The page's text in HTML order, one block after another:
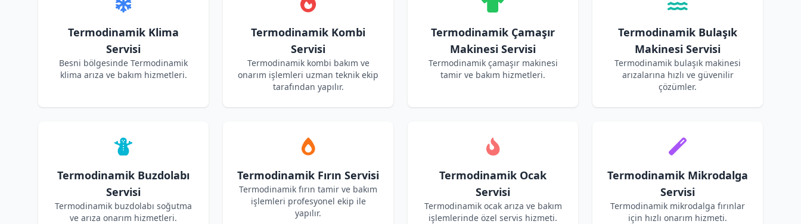
Termodinamik Klima
Servisi
Besni bölgesinde Termodinamik
klima arıza ve bakım hizmetleri.
Termodinamik Kombi
Servisi
Termodinamik kombi bakım ve
onarım işlemleri uzman teknik ekip
tarafından yapılır.
Termodinamik Çamaşır
Makinesi Servisi
Termodinamik çamaşır makinesi
tamir ve bakım hizmetleri.
Termodinamik Bulaşık
Makinesi Servisi
Termodinamik bulaşık makinesi
arızalarına hızlı ve güvenilir
çözümler.
Termodinamik Buzdolabı
Servisi
Termodinamik buzdolabı soğutma
ve arıza onarım hizmetleri.
Termodinamik Fırın Servisi
Termodinamik fırın tamir ve bakım
işlemleri profesyonel ekip ile
yapılır.
Termodinamik Ocak
Servisi
Termodinamik ocak arıza ve bakım
işlemlerinde özel servis hizmeti.
Termodinamik Mikrodalga
Servisi
Termodinamik mikrodalga fırınlar
için hızlı onarım hizmeti.